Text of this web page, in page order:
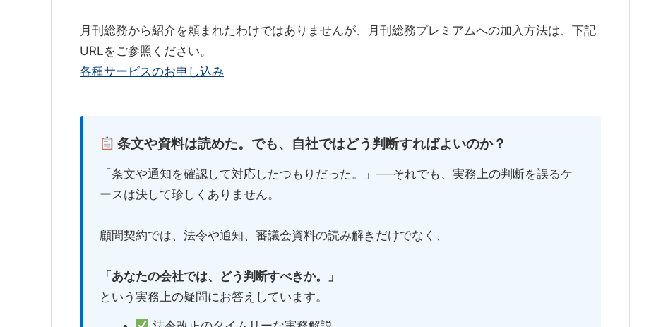
月刊総務から紹介を頼まれたわけではありませんが、月刊総務プレミアムへの加入方法は、下記
URLをご参照ください。
各種サービスのお申し込み
条文や資料は読めた。でも、自社ではどう判断すればよいのか？
「条文や通知を確認して対応したつもりだった。」──それでも、実務上の判断を誤るケ
ースは決して珍しくありません。
顧問契約では、法令や通知、審議会資料の読み解きだけでなく、
「あなたの会社では、どう判断すべきか。」
という実務上の疑問にお答えしています。